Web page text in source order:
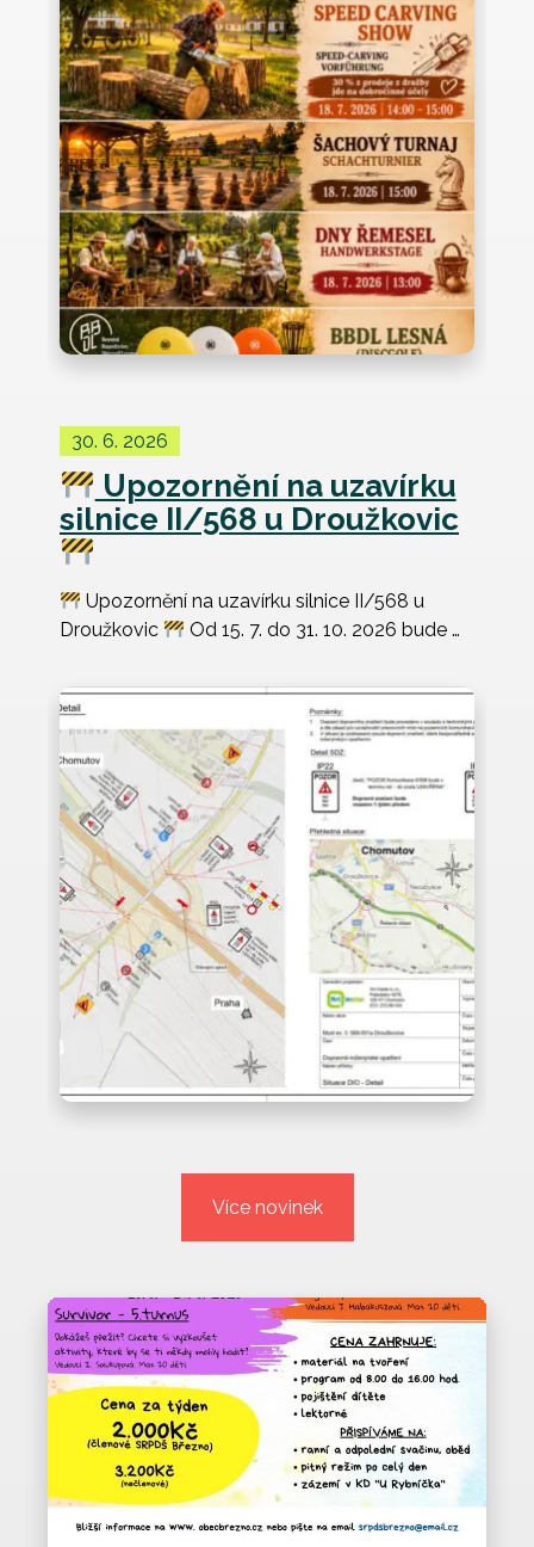
30. 6. 2026
Upozornění na uzavírku
silnice II/568 u Droužkovic
Upozornění na uzavírku silnice II/568 u
Droužkovic
Od 15. 7. do 31. 10. 2026 bude …
Více novinek